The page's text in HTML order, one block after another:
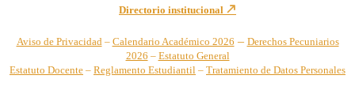
Directorio institucional
Aviso de Privacidad – Calendario Académico 2026 – Derechos Pecuniarios
2026 – Estatuto General
Estatuto Docente – Reglamento Estudiantil – Tratamiento de Datos Personales